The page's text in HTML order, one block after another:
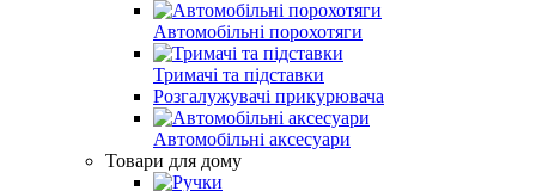
Автомобільні порохотяги
Тримачі та підставки
Розгалужувачі прикурювача
Автомобільні аксесуари
Товари для дому